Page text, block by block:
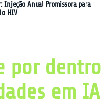
Injeção Anual Promissora para
HIV
por
em IA